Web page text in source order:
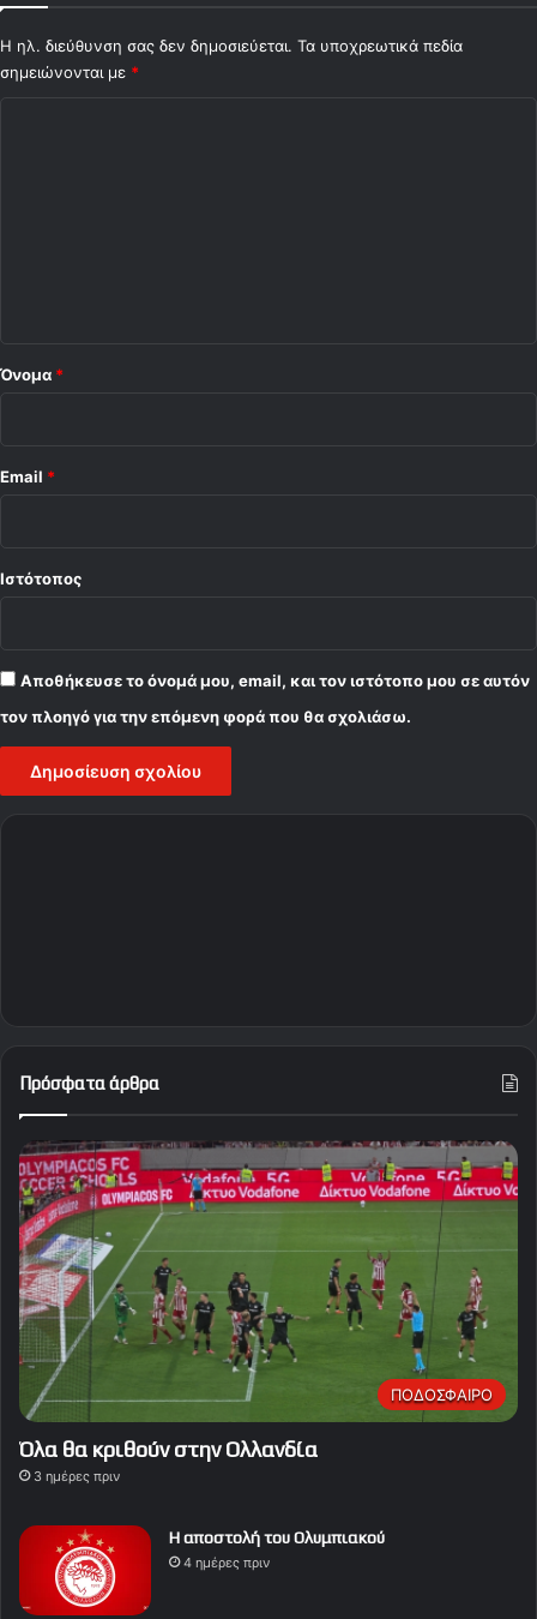
Η ηλ. διεύθυνση σας δεν δημοσιεύεται. Τα υποχρεωτικά πεδία
σημειώνονται με *
Όνομα *
Email *
Ιστότοπος
Αποθήκευσε το όνομά μου, email, και τον ιστότοπο μου σε αυτόν
τον πλοηγό για την επόμενη φορά που θα σχολιάσω.
Πρόσφατα άρθρα
ΠΟΔΟΣΦΑΙΡΟ
Όλα θα κριθούν στην Ολλανδία
3 ημέρες πριν
Η αποστολή του Ολυμπιακού
4 ημέρες πριν